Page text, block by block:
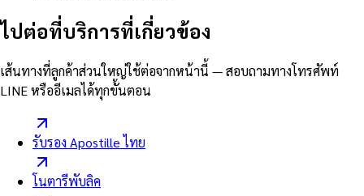
ไปต่อที่บริการที่เกี่ยวข้อง
เส้นทางที่ลูกค้าส่วนใหญ่ใช้ต่อจากหน้านี้ — สอบถามทางโทรศัพท์
LINE หรืออีเมลได้ทุกขั้นตอน
รับรอง Apostille ไทย
โนตารีพับลิค